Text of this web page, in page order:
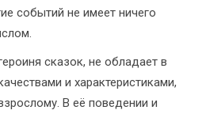
событий не имеет ничего
сказок, не обладает в
и характеристиками,
В её поведении и